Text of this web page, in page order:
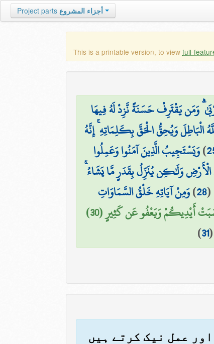
Project parts أجزاء المشروع
This is a printable version, to view full-
وَمَن يَقْتَرِفْ حَسَنَةً نَّزِدْ لَهُ فِيهَا
الْبَاطِلَ وَيُحِقُّ الْحَقَّ بِكَلِمَاتِهِ ۚ إِنَّهُ
)وَيَسْتَجِيبُ الَّذِينَ آمَنُوا وَعَمِلُوا
الْأَرْضِ وَلَٰكِن يُنَزِّلُ بِقَدَرٍ مَّا يَشَاءُ
(
28
)وَمِنْ آيَاتِهِ خَلْقُ السَّمَاوَاتِ
أَيْدِيكُمْ وَيَعْفُو عَن كَثِيرٍ (30)
31
)
اور عمل نیک کرتے ہیں